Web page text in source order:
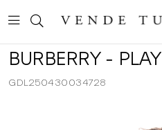
BURBERRY -
GDL250430034728